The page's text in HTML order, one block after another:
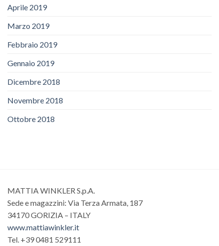
Aprile 2019
Marzo 2019
Febbraio 2019
Gennaio 2019
Dicembre 2018
Novembre 2018
Ottobre 2018
MATTIA WINKLER S.p.A.
Sede e magazzini: Via Terza Armata, 187
34170 GORIZIA – ITALY
www.mattiawinkler.it
Tel. +39 0481 529111